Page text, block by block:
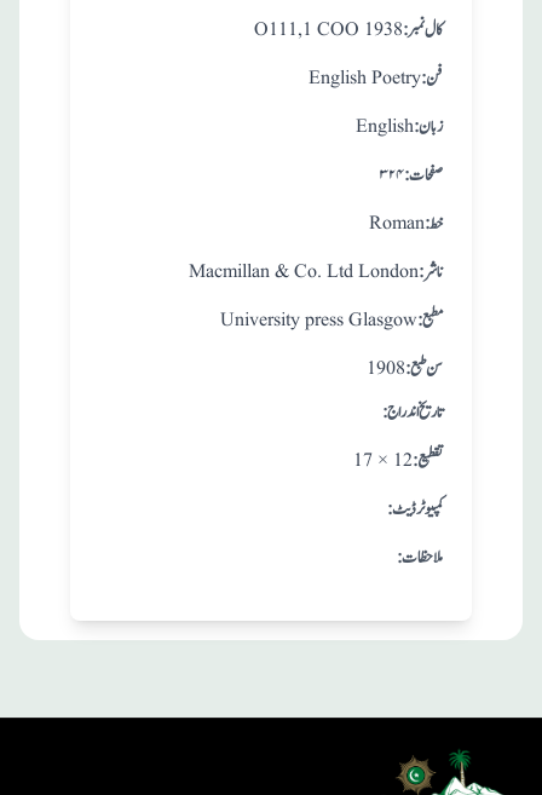
O111,1 COO 1938 :کال نمبر
English Poetry :فن
English:زبان
۳۲۴:صفحات
Roman:خط
Macmillan & Co. Ltd London :ناشر
University press Glasgow :مطبع
1908 : سن طبع
: تاريخ اندراج
17 × 12 :تقطيع
:کمپیوٹر ڈیٹ
:ملاحظات